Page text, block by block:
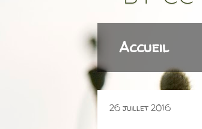
Accueil
26 juillet 2016